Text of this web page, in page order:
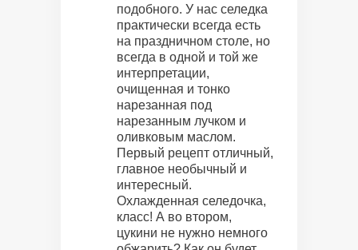
подобного. У нас селедка
практически всегда есть
на праздничном столе, но
всегда в одной и той же
интерпретации,
очищенная и тонко
нарезанная под
нарезанным лучком и
оливковым маслом.
Первый рецепт отличный,
главное необычный и
интересный.
Охлажденная селедочка,
класс! А во втором,
цукини не нужно немного